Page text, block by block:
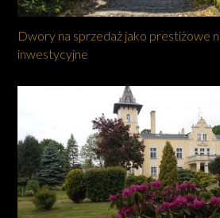
Dwory na sprzedaż jako prestiżowe
inwestycyjne